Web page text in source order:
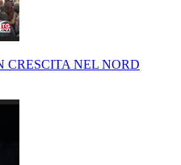
CRESCITA NEL NORD